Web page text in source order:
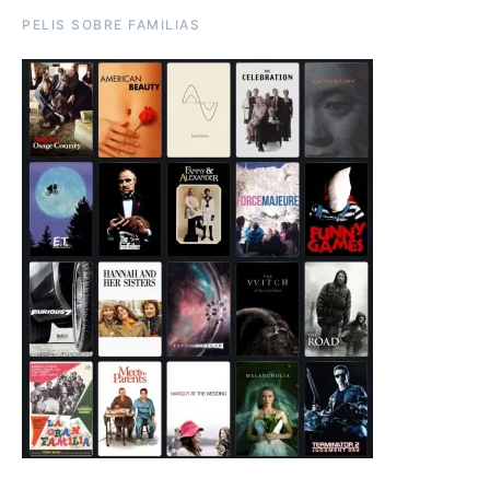
PELIS SOBRE FAMILIAS